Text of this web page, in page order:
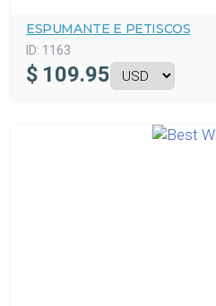
ESPUMANTE E PETISCOS
ID: 1163
$ 109.95